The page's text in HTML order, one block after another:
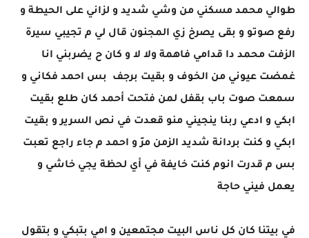
طوالي محمد مسكني من وشي شديد و لزاني على الحيطة و
رفع صوتو و بقى يصرخ زي المجنون قال لي م تجيبي سيرة
الزفت محمد دا قدامي فاهمة ولا لا و كان ح يضربني انا
غمضت عيوني من الخوف و بقيت برجف بس احمد فكاني و
سمعت صوت باب بقفل لمن فتحت أحمد كان طلع بقيت
ابكي و ادعي ربنا ينجيني منو قعدت في نص السرير و بقيت
ابكي و كنت بردانة شديد الزمن مرّ و احمد م جاء راجع تعبت
بس م قدرت انوم كنت خايفة في أي لحظة يجي خاشي و
يعمل فيني حاجة
في بيتنا كان كل ناس البيت مجتمعين و امي بتبكي و بتقول